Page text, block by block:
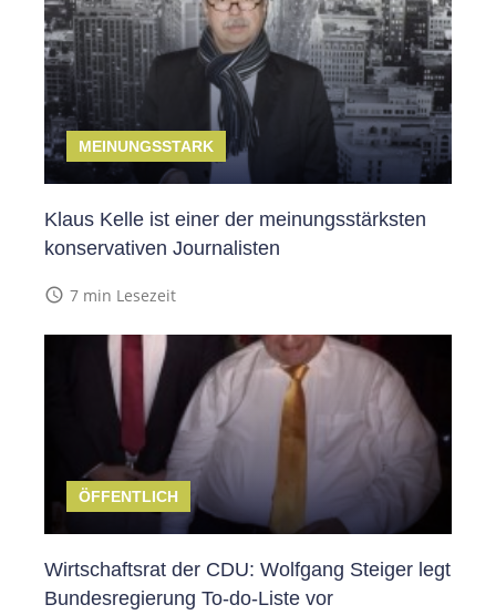
MEINUNGSSTARK
Klaus Kelle ist einer der meinungsstärksten
konservativen Journalisten
access_time 7 min Lesezeit
ÖFFENTLICH
Wirtschaftsrat der CDU: Wolfgang Steiger legt
Bundesregierung To-do-Liste vor